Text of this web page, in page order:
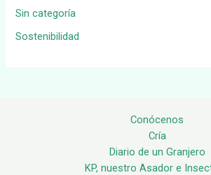
Sin categoría
Sostenibilidad
Conócenos
Cría
Diario de un Granjero
KP, nuestro Asador e